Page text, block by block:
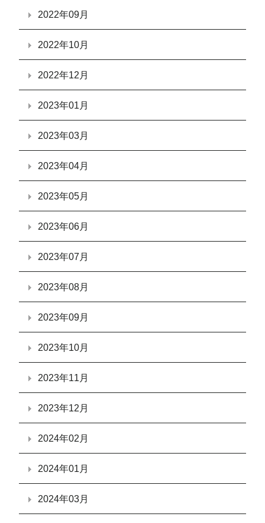
2022年09月
2022年10月
2022年12月
2023年01月
2023年03月
2023年04月
2023年05月
2023年06月
2023年07月
2023年08月
2023年09月
2023年10月
2023年11月
2023年12月
2024年02月
2024年01月
2024年03月